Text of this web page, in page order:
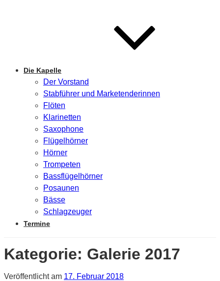
Die Kapelle
Der Vorstand
Stabführer und Marketenderinnen
Flöten
Klarinetten
Saxophone
Flügelhörner
Hörner
Trompeten
Bassflügelhörner
Posaunen
Bässe
Schlagzeuger
Termine
Kategorie: Galerie 2017
Veröffentlicht am 17. Februar 2018